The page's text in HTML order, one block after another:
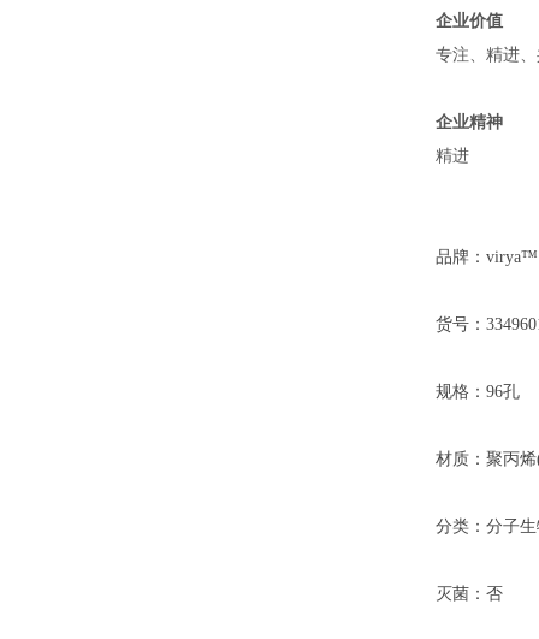
企业价值
专注、精进
企业精神
精进
品牌：virya™
货号：
规格：96孔
材质：聚丙烯
分类：分子生
灭菌：否